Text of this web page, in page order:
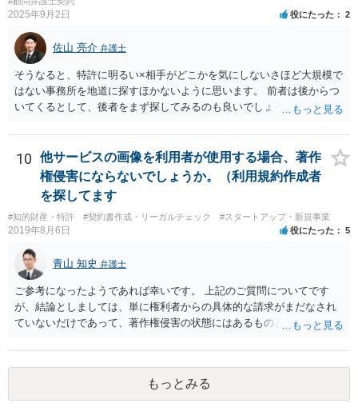
く、自主的なレビューでなければステマ規制にひっかかる可能性があ
www.caa.go.jp/policies/policy/representation/fair_labeling/guideline/ass
ets/representation_cms216_230328_03.pdf の５頁（イ）、２（１）参
照
2025年9月2日 役にたった 2
佐山 亮介 弁護士
そうなると、特許に明るい×相手がどこかを気にしないさほど大規模で
はない事務所を地道に探すほかないように思います。 前者は後からつ
いてくるとして、後者をまず探してみるのも良いでしょう。
10
他サービスの画像を利用者が使用する場合、著作
権侵害にならないでしょうか。（利用規約作成者
を探してます
#知的財産・特許 #契約書作成・リーガルチェック #スタートアップ・新規事業
2019年8月6日 役にたった 5
青山 知史 弁護士
ご参考になったようであれば幸いです。 上記のご質問についてです
が、結論としましては、単に権利者からの具体的な請求がまだなされ
ていないだけであって、著作権侵害の状態にはあるものと思慮いたし
ンテンツの投稿については、適法か否かも含め、投稿者で自己責任で
行うものとし、サイトとしては責任を持たない旨の規定がなされてい
ることがあります。 利用者も多いため、サイトとして投稿画像等のチ
ェックは行えないことから、自己責任で判断して行動するように求め
もっとみる